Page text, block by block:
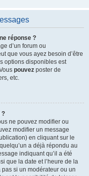
réponse ?
d’un forum ou
que vous ayez besoin d’être
options disponibles est
pouvez poster de
etc.
?
ne pouvez modifier ou
modifier un message
en cliquant sur le
a déjà répondu au
indiquant qu’il a été
que la date et l’heure de la
si un modérateur ou un